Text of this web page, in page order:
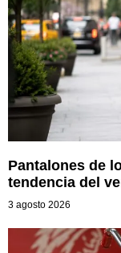
Pantalones de
tendencia del
3 agosto 2026